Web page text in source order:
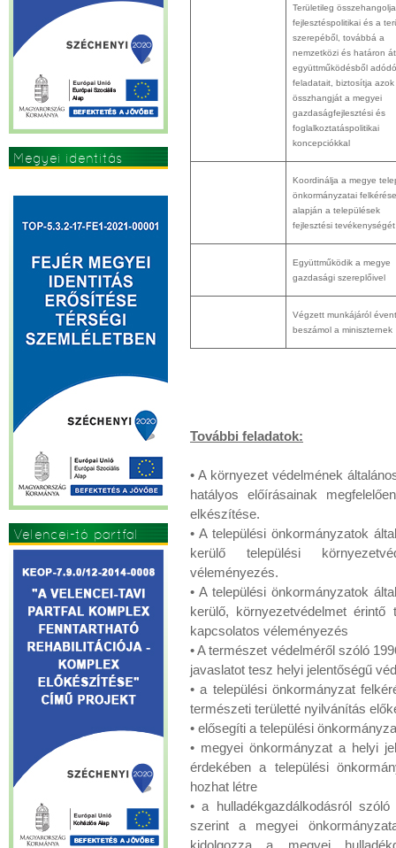
Megyei identitás
Velencei-tó partfal
Területileg
fejlesztéspolitikai és a
szerepéből, továbbá a
nemzetközi és határon
együttműködésből
feladatait, biztosítja azok
összhangját a megyei
gazdaságfejlesztési és
foglalkoztatáspolitikai
koncepciókkal
Koordinálja a megye
önkormányzatai
alapján a települések
fejlesztési tevékenységét
Együttműködik a megye
gazdasági szereplőivel
Végzett munkájáról
beszámol a miniszternek
További feladatok:
• A környezet védelmének
hatályos előírásainak
elkészítése.
• A települési önkormányzatok
kerülő települési
véleményezés.
• A települési önkormányzatok
kerülő, környezetvédelmet érintő
kapcsolatos véleményezés
• A természet védelméről szóló
javaslatot tesz helyi jelentőségű
• a települési önkormányzat
természeti területté nyilvánítás
• elősegíti a települési
• megyei önkormányzat a helyi
érdekében a települési
hozhat létre
• a hulladékgazdálkodásról
szerint a megyei
kidolgozza a megyei